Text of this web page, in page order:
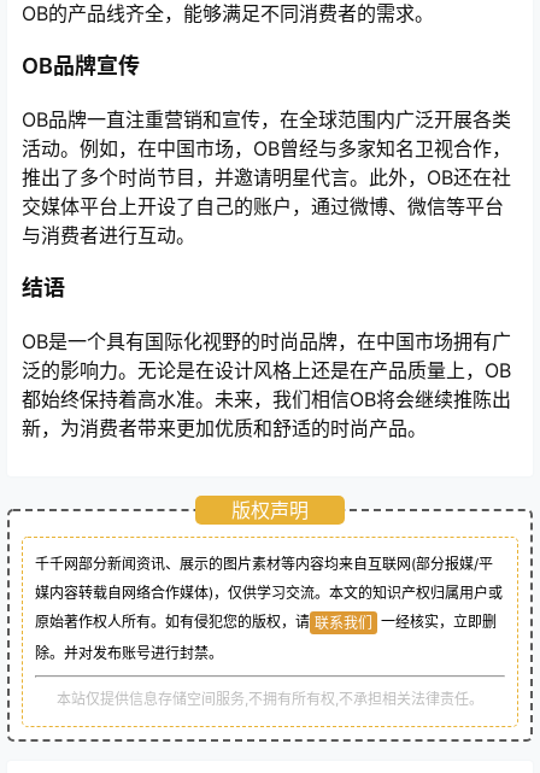
OB的产品线齐全，能够满足不同消费者的需求。
OB品牌宣传
OB品牌一直注重营销和宣传，在全球范围内广泛开展各类
活动。例如，在中国市场，OB曾经与多家知名卫视合作，
推出了多个时尚节目，并邀请明星代言。此外，OB还在社
交媒体平台上开设了自己的账户，通过微博、微信等平台
与消费者进行互动。
结语
OB是一个具有国际化视野的时尚品牌，在中国市场拥有广
泛的影响力。无论是在设计风格上还是在产品质量上，OB
都始终保持着高水准。未来，我们相信OB将会继续推陈出
新，为消费者带来更加优质和舒适的时尚产品。
版权声明
千千网部分新闻资讯、展示的图片素材等内容均来自互联网(部分报媒/平
媒内容转载自网络合作媒体)，仅供学习交流。本文的知识产权归属用户或
原始著作权人所有。如有侵犯您的版权，请 联系我们
一经核实，立即删
除。并对发布账号进行封禁。
本站仅提供信息存储空间服务,不拥有所有权,不承担相关法律责任。